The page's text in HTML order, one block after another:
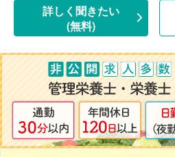
【調理主任/常勤】※正社員
【月給】225,800円-
［内訳］
・基本給
・職務手当
・働きがい向上手当
［その他手当］
・時間外手当（超過1分
・精皆勤手当 6,000円
【賞与】年2回（計2.08
【通勤手当】あり（上
【昇給】あり
【退職金】あり※勤続3
詳しく聞きたい
(無料)